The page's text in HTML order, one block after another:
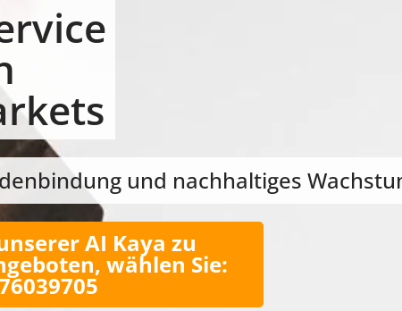
und nachhaltiges
AI Kaya zu
wählen Sie: